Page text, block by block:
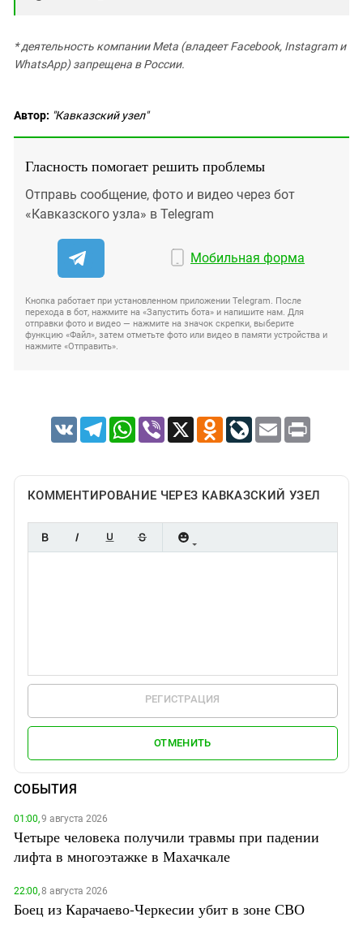
* деятельность компании Meta (владеет Facebook, Instagram и
WhatsApp) запрещена в России.
Автор: "Кавказский узел"
Гласность помогает решить проблемы
Отправь сообщение, фото и видео через бот
«Кавказского узла» в Telegram
Мобильная форма
Кнопка работает при установленном приложении Telegram. После
перехода в бот, нажмите на «Запустить бота» и напишите нам. Для
отправки фото и видео — нажмите на значок скрепки, выберите
функцию «Файл», затем отметьте фото или видео в памяти устройства и
нажмите «Отправить».
VK TelegramWhatsApp
Viber X Odnoklassniki
LiveJournal
Email Print
КОММЕНТИРОВАНИЕ ЧЕРЕЗ КАВКАЗСКИЙ УЗЕЛ
РЕГИСТРАЦИЯ
ОТМЕНИТЬ
СОБЫТИЯ
01:00,9 августа 2026
Четыре человека получили травмы при падении
лифта в многоэтажке в Махачкале
22:00,8 августа 2026
Боец из Карачаево-Черкесии убит в зоне СВО